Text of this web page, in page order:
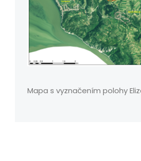
Mapa s vyznačením polohy